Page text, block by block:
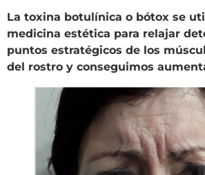
La toxina botulínica o bótox se
medicina estética para relajar
puntos estratégicos de los
del rostro y conseguimos